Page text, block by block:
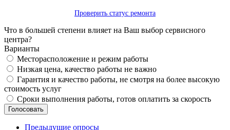
Проверить статус ремонта
Что в большей степени влияет на Ваш выбор сервисного
центра?
Варианты
Месторасположение и режим работы
Низкая цена, качество работы не важно
Гарантия и качество работы, не смотря на более высокую
стоимость услуг
Сроки выполнения работы, готов оплатить за скорость
Предыдущие опросы